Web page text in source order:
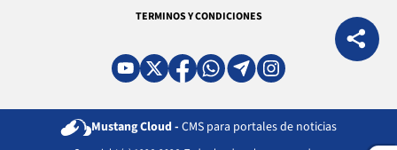
TERMINOS Y CONDICIONES
Mustang Cloud - CMS para portales de noticias